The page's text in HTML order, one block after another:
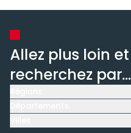
Allez plus loin et
recherchez par...